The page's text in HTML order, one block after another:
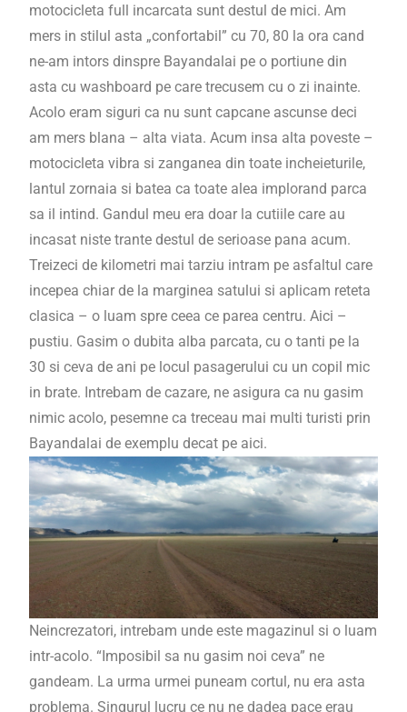
motocicleta full incarcata sunt destul de mici. Am
mers in stilul asta „confortabil” cu 70, 80 la ora cand
ne-am intors dinspre Bayandalai pe o portiune din
asta cu washboard pe care trecusem cu o zi inainte.
Acolo eram siguri ca nu sunt capcane ascunse deci
am mers blana – alta viata. Acum insa alta poveste –
motocicleta vibra si zanganea din toate incheieturile,
lantul zornaia si batea ca toate alea implorand parca
sa il intind. Gandul meu era doar la cutiile care au
incasat niste trante destul de serioase pana acum.
Treizeci de kilometri mai tarziu intram pe asfaltul care
incepea chiar de la marginea satului si aplicam reteta
clasica – o luam spre ceea ce parea centru. Aici –
pustiu. Gasim o dubita alba parcata, cu o tanti pe la
30 si ceva de ani pe locul pasagerului cu un copil mic
in brate. Intrebam de cazare, ne asigura ca nu gasim
nimic acolo, pesemne ca treceau mai multi turisti prin
Bayandalai de exemplu decat pe aici.
Neincrezatori, intrebam unde este magazinul si o luam
intr-acolo. “Imposibil sa nu gasim noi ceva” ne
gandeam. La urma urmei puneam cortul, nu era asta
problema. Singurul lucru ce nu ne dadea pace erau